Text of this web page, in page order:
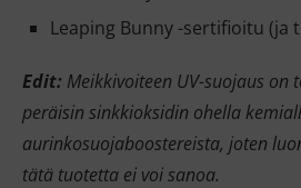
Leaping Bunny -sertifioitu (ja
Edit: Meikkivoiteen UV-suojaus on
peräisin sinkkioksidin ohella
aurinkosuojaboostereista, joten
tätä tuotetta ei voi sanoa.